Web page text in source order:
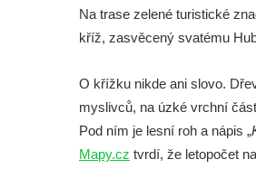
v Kamenném Újezdě
Kříž na křižovatce ulic 5.
Kříž v Dělnické ulici v
Boží muka na křižovatce
Malší ve Velešíně
Na trase zelené turistické
kříž, zasvěcený svatému
O křížku nikde ani slovo.
myslivců, na úzké vrchní
Pod ním je lesní roh a nápis „
Mapy.cz tvrdí, že letopočet